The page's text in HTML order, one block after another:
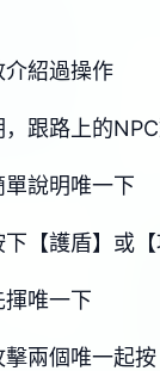
紹過操作
跟路上的
說明唯一下
【護盾】或
唯一下
兩個唯一起按